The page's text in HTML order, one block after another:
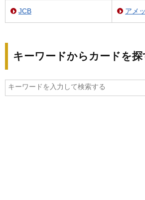
JCB アメ
キーワードからカードを探